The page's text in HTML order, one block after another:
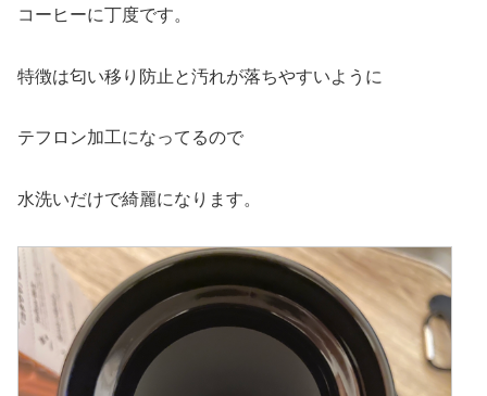
コーヒーに丁度です。
特徴は匂い移り防止と汚れが落ちやすいように
テフロン加工になってるので
水洗いだけで綺麗になります。